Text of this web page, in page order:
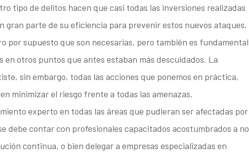
tipo de delitos hacen que casi todas las inversiones realizadas
gran parte de su eficiencia para prevenir estos nuevos ataques.
por supuesto que son necesarias, pero también es fundamental
en otros puntos que antes estaban más descuidados. La
sin embargo, todas las acciones que ponemos en práctica,
minimizar el riesgo frente a todas las amenazas.
experto en todas las áreas que pudieran ser afectadas por
debe contar con profesionales capacitados acostumbrados a no
continua, o bien delegar a empresas especializadas en